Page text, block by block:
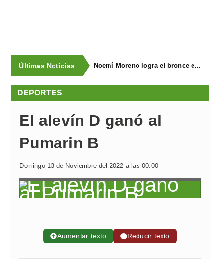
Últimas Noticias Noemí Moreno logra el bronce en el XXX Biatlón Ciudad de Gijón
DEPORTES
El alevín D ganó al
Pumarin B
Domingo 13 de Noviembre del 2022 a las 00:00
➕Aumentar texto ➖Reducir texto